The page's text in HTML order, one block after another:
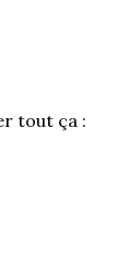
tout ça :